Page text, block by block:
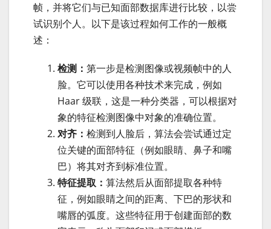
帧，并将它们与已知面部数据库进行比较，以尝
试识别个人。以下是该过程如何工作的一般概
述：
检测： 第一步是检测图像或视频帧中的人
脸。它可以使用各种技术来完成，例如
Haar 级联，这是一种分类器，可以根据对
象的特征检测图像中对象的准确位置。
对齐： 检测到人脸后，算法会尝试通过定
位关键的面部特征（例如眼睛、鼻子和嘴
巴）将其对齐到标准位置。
特征提取： 算法然后从面部提取各种特
征，例如眼睛之间的距离、下巴的形状和
嘴唇的弧度。这些特征用于创建面部的数